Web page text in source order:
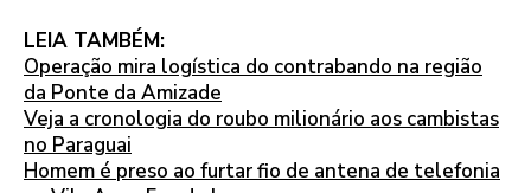
LEIA TAMBÉM:
Operação mira logística do contrabando na região
da Ponte da Amizade
Veja a cronologia do roubo milionário aos cambistas
no Paraguai
Homem é preso ao furtar fio de antena de telefonia